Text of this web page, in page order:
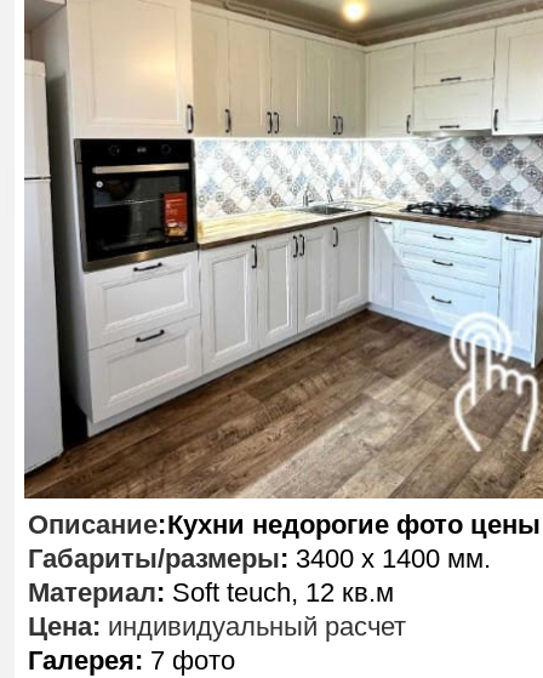
Кухни недорогие фото цены
Описание:
Габариты/размеры: 3400 х 1400 мм.
Материал: Soft teuch, 12 кв.м
Цена: индивидуальный расчет
Галерея: 7 фото